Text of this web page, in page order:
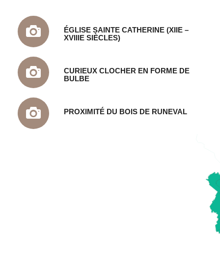
ÉGLISE SAINTE CATHERINE (XIIE –
XVIIIE SIÈCLES)
CURIEUX CLOCHER EN FORME DE
BULBE
PROXIMITÉ DU BOIS DE RUNEVAL